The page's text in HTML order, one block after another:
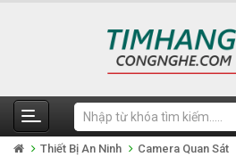
Thiết Bị An Ninh Camera Quan Sát